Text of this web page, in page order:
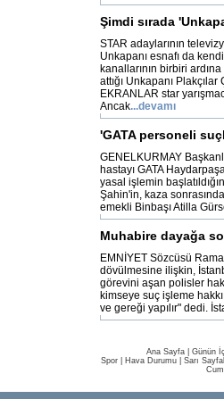
Şimdi sırada
STAR adaylarının
Unkapanı esnafı da
kanallarının birbiri
attığı Unkapanı Plakçılar
EKRANLAR star
Ancak...devamı
'GATA personeli
GENELKURMAY
hastayı GATA
yasal işlemin
Şahin'in, kaza
emekli Binbaşı Atilla
Muhabire dayağa
EMNİYET Sözcüsü
dövülmesine ilişkin,
görevini aşan polisler
kimseye suç işleme
ve gereği yapılır" dedi.
Ana Sayfa| Günün
Spor
Hava Durumu Sarı